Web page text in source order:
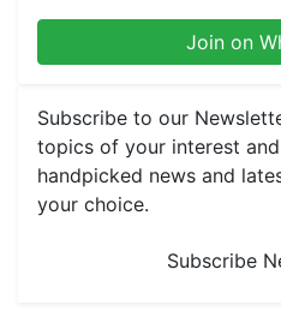
Join on
Subscribe to our
topics of your interest
handpicked news and
your choice.
Subscribe